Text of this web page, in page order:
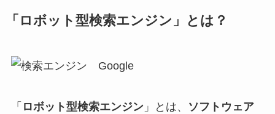
「ロボット型検索エンジン」とは？
「 ロボット型検索エンジン」とは、
ソフトウェア